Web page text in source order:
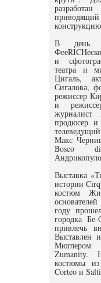
В день
и
театра и
Цигаль,
Сигалова,
режиссер
и
продюсер и
Макс
Bosco
Выставка
истории
костюм
году
городка
привлечь
Выставлен
Мюглером
Zumanity.
костюмы
Corteo и